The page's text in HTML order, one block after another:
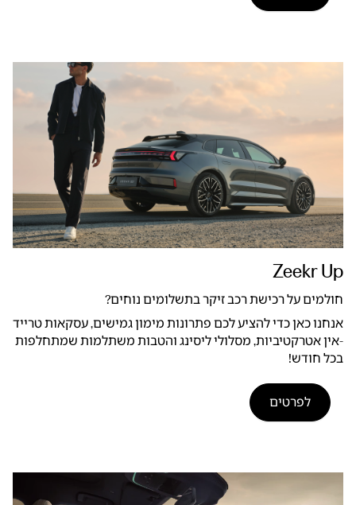
Zeekr Up
חולמים על רכישת רכב זיקר בתשלומים נוחים?
אנחנו כאן כדי להציע לכם פתרונות מימון גמישים, עסקאות טרייד
-אין אטרקטיביות, מסלולי ליסינג והטבות משתלמות שמתחלפות
בכל חודש!
לפרטים